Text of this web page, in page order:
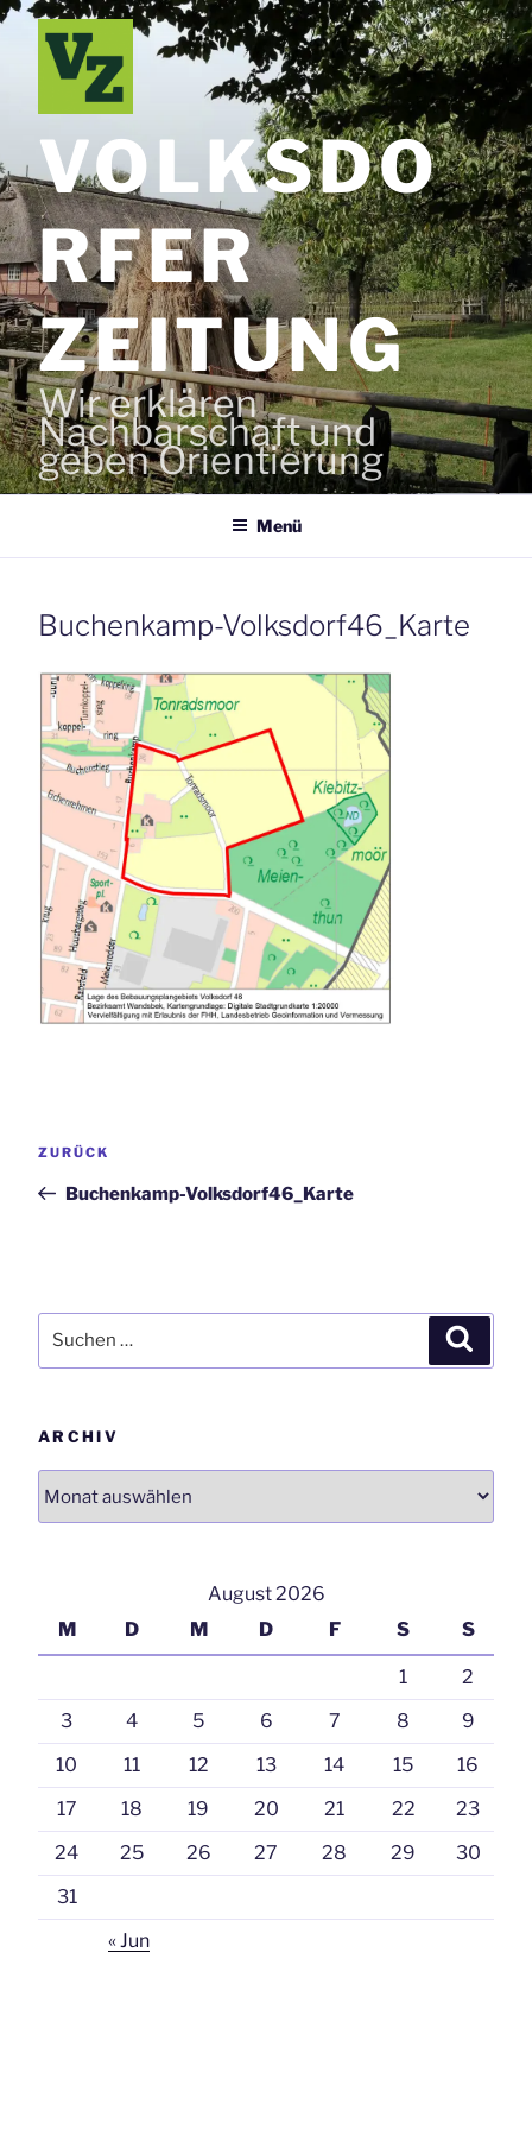
Zum
Inhalt
springen
VOLKSDO
RFER
ZEITUNG
Wir erklären
Nachbarschaft und
geben Orientierung
Menü
Buchenkamp-Volksdorf46_Karte
Vorheriger
ZURÜCK
Buchenkamp-Volksdorf46_Karte
nach:
ARCHIV
August 2026
M
D M D F S S
1
2
3
4 5 6 7 8
9
10
11 12 13 14 15
16
17
18 19 20 21 22
23
24
25 26 27 28 29
30
31
« Jun